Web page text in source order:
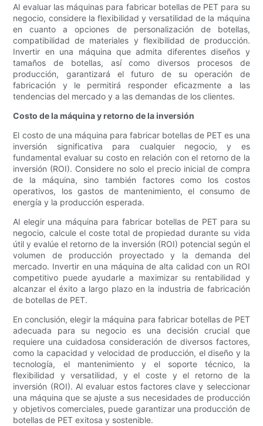
Al evaluar las máquinas para fabricar botellas de PET para su
negocio, considere la flexibilidad y versatilidad de la máquina
en cuanto a opciones de personalización de botellas,
compatibilidad de materiales y flexibilidad de producción.
Invertir en una máquina que admita diferentes diseños y
tamaños de botellas, así como diversos procesos de
producción, garantizará el futuro de su operación de
fabricación y le permitirá responder eficazmente a las
tendencias del mercado y a las demandas de los clientes.
Costo de la máquina y retorno de la inversión
El costo de una máquina para fabricar botellas de PET es una
inversión significativa para cualquier negocio, y es
fundamental evaluar su costo en relación con el retorno de la
inversión (ROI). Considere no solo el precio inicial de compra
de la máquina, sino también factores como los costos
operativos, los gastos de mantenimiento, el consumo de
energía y la producción esperada.
Al elegir una máquina para fabricar botellas de PET para su
negocio, calcule el coste total de propiedad durante su vida
útil y evalúe el retorno de la inversión (ROI) potencial según el
volumen de producción proyectado y la demanda del
mercado. Invertir en una máquina de alta calidad con un ROI
competitivo puede ayudarle a maximizar su rentabilidad y
alcanzar el éxito a largo plazo en la industria de fabricación
de botellas de PET.
En conclusión, elegir la máquina para fabricar botellas de PET
adecuada para su negocio es una decisión crucial que
requiere una cuidadosa consideración de diversos factores,
como la capacidad y velocidad de producción, el diseño y la
tecnología, el mantenimiento y el soporte técnico, la
flexibilidad y versatilidad, y el coste y el retorno de la
inversión (ROI). Al evaluar estos factores clave y seleccionar
una máquina que se ajuste a sus necesidades de producción
y objetivos comerciales, puede garantizar una producción de
botellas de PET exitosa y sostenible.